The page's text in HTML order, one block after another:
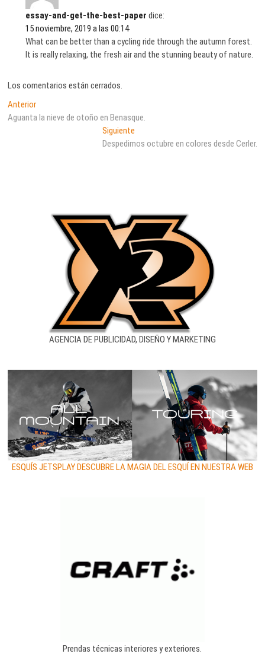
essay-and-get-the-best-paper dice:
15 noviembre, 2019 a las 00:14
What can be better than a cycling ride through the autumn forest.
It is really relaxing, the fresh air and the stunning beauty of nature.
Los comentarios están cerrados.
Navegación
de
AnteriorEntrada
anterior:
Aguanta la nieve de otoño en Benasque.
SiguienteEntrada
siguiente:
Despedimos octubre en colores desde Cerler.
AGENCIA DE PUBLICIDAD, DISEÑO Y MARKETING
ESQUÍS JETSPLAY DESCUBRE LA MAGIA DEL ESQUÍ EN NUESTRA WEB
Prendas técnicas interiores y exteriores.